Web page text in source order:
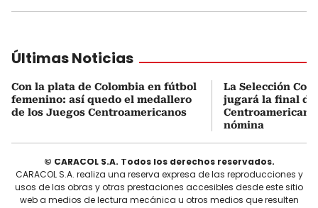
Últimas Noticias
Con la plata de Colombia en fútbol
femenino: así quedo el medallero
de los Juegos Centroamericanos
La Selección
jugará la final de
nómina
© CARACOL S.A. Todos los derechos reservados.
CARACOL S.A. realiza una reserva expresa de las reproducciones y
usos de las obras y otras prestaciones accesibles desde este sitio
web a medios de lectura mecánica u otros medios que resulten